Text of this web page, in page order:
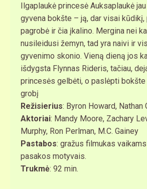
Ilgaplaukė princesė Auksaplaukė
gyvena bokšte – ją, dar visai kūdikį,
pagrobė ir čia įkalino. Mergina nei
nusileidusi žemyn, tad yra naivi ir
gyvenimo skonio. Vieną dieną jos
išdygsta Flynnas Rideris, tačiau,
princesės gelbėti, o paslėpti bokšte
grobį
Režisierius: Byron Howard, Nathan
Aktoriai: Mandy Moore, Zachary
Murphy, Ron Perlman, M.C. Gainey
Pastabos: gražus filmukas
pasakos motyvais.
Trukmė: 92 min.